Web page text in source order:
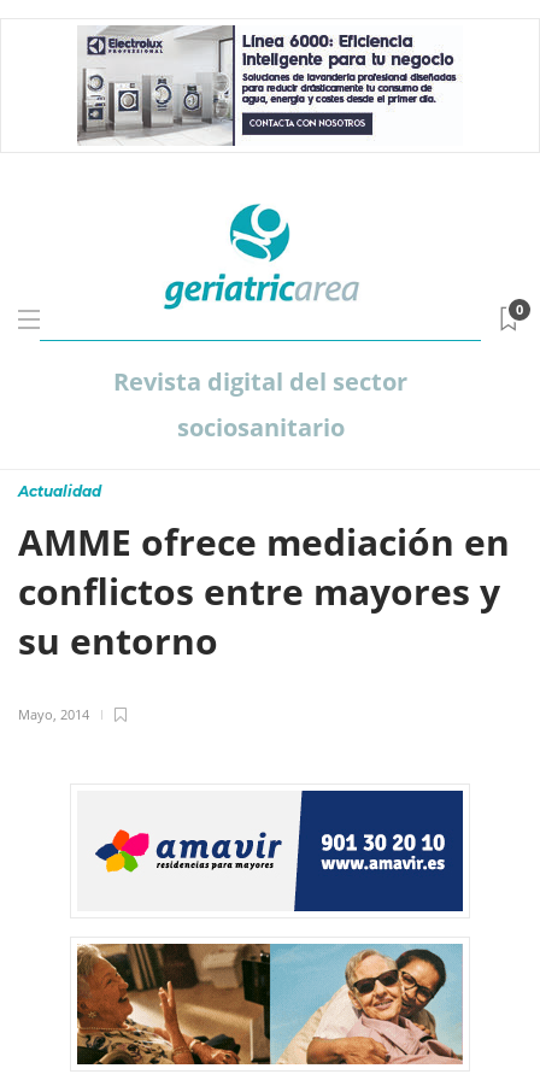
Revista digital del sector
sociosanitario
0
Actualidad
AMME ofrece mediación en
conflictos entre mayores y
su entorno
Mayo, 2014